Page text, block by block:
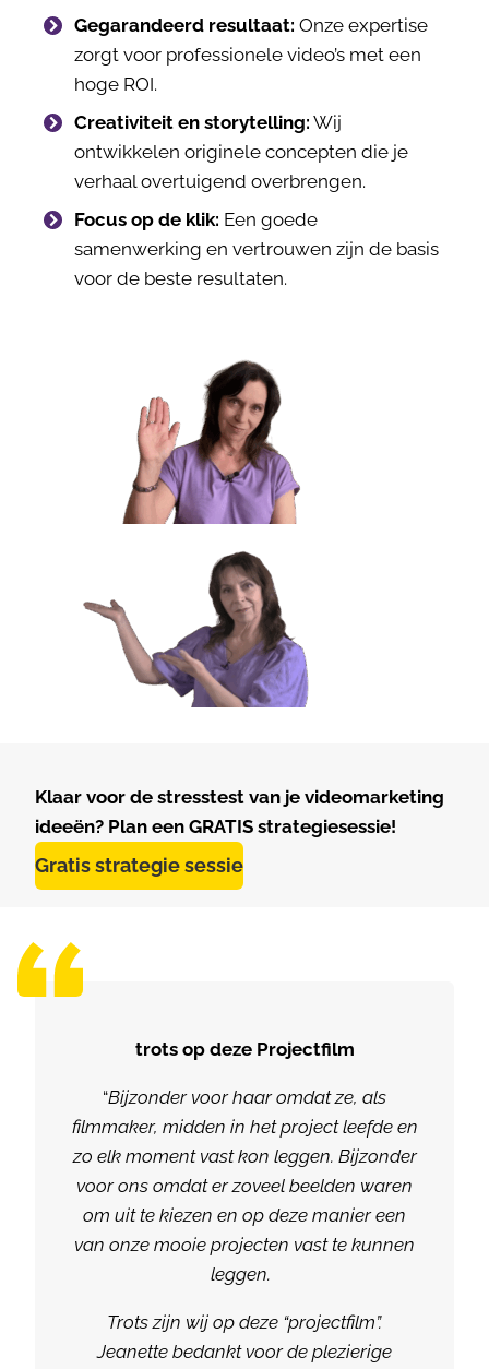
Gegarandeerd resultaat: Onze expertise
zorgt voor professionele video’s met een
hoge ROI.
Creativiteit en storytelling: Wij
ontwikkelen originele concepten die je
verhaal overtuigend overbrengen.
Focus op de klik: Een goede
samenwerking en vertrouwen zijn de basis
voor de beste resultaten.
Klaar voor de stresstest van je videomarketing
ideeën? Plan een GRATIS strategiesessie!
Gratis strategie sessie
trots op deze Projectfilm
“Bijzonder voor haar omdat ze, als
filmmaker, midden in het project leefde en
zo elk moment vast kon leggen. Bijzonder
voor ons omdat er zoveel beelden waren
om uit te kiezen en op deze manier een
van onze mooie projecten vast te kunnen
leggen.
Trots zijn wij op deze “projectfilm”.
Jeanette bedankt voor de plezierige